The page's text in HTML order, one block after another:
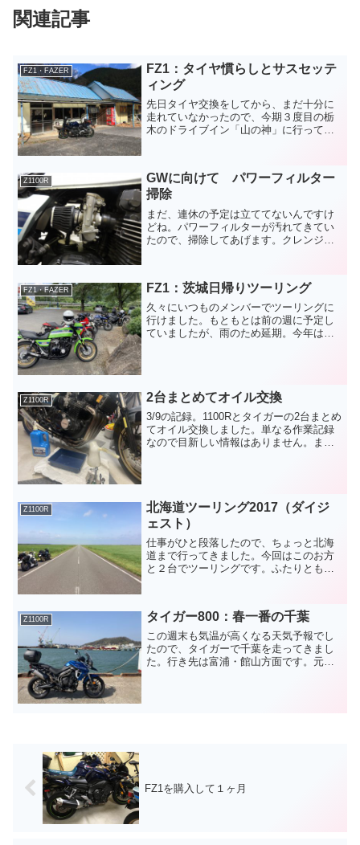
関連記事
FZ1・FAZER
FZ1：タイヤ慣らしとサスセッテ
ィング
先日タイヤ交換をしてから、まだ十分に
走れていなかったので、今期３度目の栃
木のドライブイン「山の神」に行って来
す。。あと、店の主人がそばの食べ方に
こだわりがあって、一人で行く...
Z1100R
GWに向けて パワーフィルター
掃除
まだ、連休の予定は立ててないんですけ
どね。パワーフィルターが汚れてきてい
たので、掃除してあげます。クレンジン
ジに流しがあると便利で...
FZ1・FAZER FZ1：茨城日帰りツーリング
久々にいつものメンバーでツーリングに
行けました。もともとは前の週に予定し
ていましたが、雨のため延期。今年は梅
Z1100R 2台まとめてオイル交換
3/9の記録。1100Rとタイガーの2台まとめ
てオイル交換しました。単なる作業記録
なので目新しい情報はありません。まず
Z1100R
北海道ツーリング2017（ダイジ
ェスト）
仕事がひと段落したので、ちょっと北海
道まで行ってきました。今回はこのお方
と２台でツーリングです。ふたりとも仕
て大変でしたね〜うまい飯...
Z1100R タイガー800：春一番の千葉
この週末も気温が高くなる天気予報でし
たので、タイガーで千葉を走ってきまし
た。行き先は富浦・館山方面です。元々
FZ1を購入して１ヶ月